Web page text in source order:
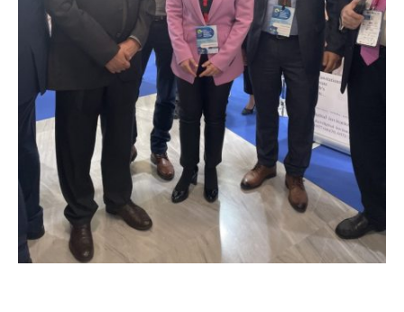
Προγράμματα
Χρηματοδότησης